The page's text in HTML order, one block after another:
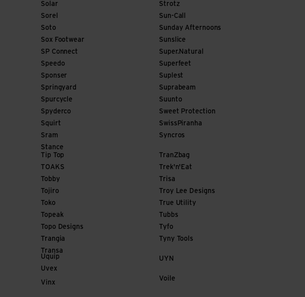
Solar
Sorel
Soto
Sox Footwear
SP Connect
Speedo
Sponser
Springyard
Spurcycle
Spyderco
Squirt
Sram
Stance
Strotz
Sun-Call
Sunday Afternoons
Sunslice
Super.Natural
Superfeet
Suplest
Suprabeam
Suunto
Sweet Protection
SwissPiranha
Syncros
Tip Top
TOAKS
Tobby
Tojiro
Toko
Topeak
Topo Designs
Trangia
Transa
TranZbag
Trek'n'Eat
Trisa
Troy Lee Designs
True Utility
Tubbs
Tyfo
Tyny Tools
Uquip
Uvex
UYN
Vinx
Voile